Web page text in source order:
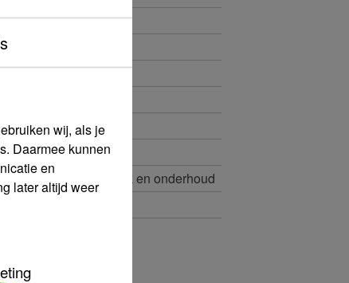
bij juist gebruik en onderhoud
wij, als je
Daarmee kunnen
en
later altijd weer